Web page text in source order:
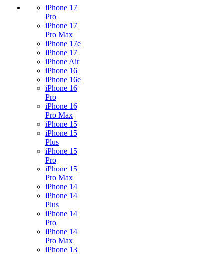
iPhone 17
Pro
iPhone 17
Pro Max
iPhone 17e
iPhone 17
iPhone Air
iPhone 16
iPhone 16e
iPhone 16
Pro
iPhone 16
Pro Max
iPhone 15
iPhone 15
Plus
iPhone 15
Pro
iPhone 15
Pro Max
iPhone 14
iPhone 14
Plus
iPhone 14
Pro
iPhone 14
Pro Max
iPhone 13